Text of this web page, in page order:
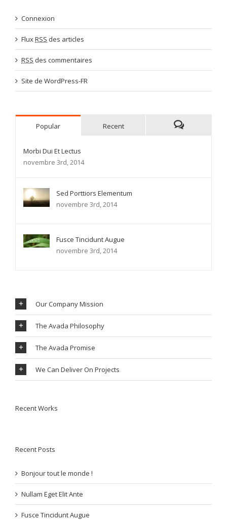
Connexion
FluxRSS des articles
RSS des commentaires
Site de WordPress-FR
Popular Recent
Morbi Dui Et Lectus
novembre 3rd, 2014
Sed Porttiors Elementum
novembre 3rd, 2014
Fusce Tincidunt Augue
novembre 3rd, 2014
Our Company Mission
The Avada Philosophy
The Avada Promise
We Can Deliver On Projects
Recent Works
Recent Posts
Bonjour tout le monde !
Nullam Eget Elit Ante
Fusce Tincidunt Augue